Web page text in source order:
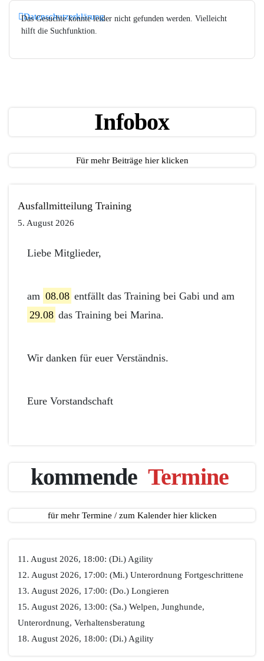
Datenschutzerklärung
Das Gesuchte konnte leider nicht gefunden werden. Vielleicht
hilft die Suchfunktion.
Infobox
Für mehr Beiträge hier klicken
Ausfallmitteilung Training
5. August 2026
Liebe Mitglieder,
am 08.08 entfällt das Training bei Gabi und am
29.08 das Training bei Marina.
Wir danken für euer Verständnis.
Eure Vorstandschaft
kommende Termine
für mehr Termine / zum Kalender hier klicken
11. August 2026, 18:00: (Di.) Agility
12. August 2026, 17:00: (Mi.) Unterordnung Fortgeschrittene
13. August 2026, 17:00: (Do.) Longieren
15. August 2026, 13:00: (Sa.) Welpen, Junghunde,
Unterordnung, Verhaltensberatung
18. August 2026, 18:00: (Di.) Agility